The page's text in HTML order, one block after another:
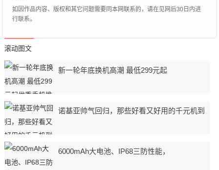
如因作品内容、版权和其它问题需要同本网联系的，请在见网后30日内进
行联系。
滚动图文
新一轮年底换机高潮 最低299元起
诺基亚帅气回归，那些好看又好用的千元机到
6000mAh大电池、IP68三防性能，